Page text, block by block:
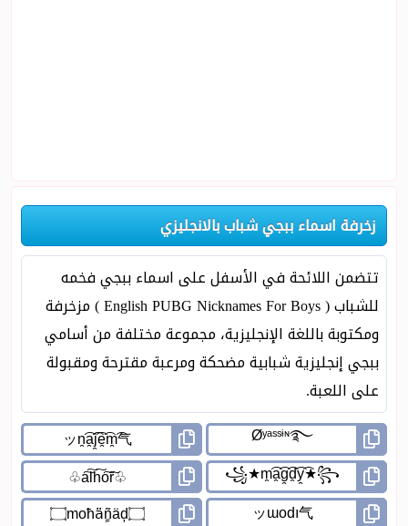
زخرفة اسماء ببجي شباب بالانجليزي
تتضمن اللائحة في الأسفل على اسماء ببجي فخمه
للشباب ( English PUBG Nicknames For Boys ) مزخرفة
ومكتوبة باللغة الإنجليزية، مجموعة مختلفة من أسامي
ببجي إنجليزية شبابية مضحكة ومرعبة مقترحة ومقبولة
على اللعبة.